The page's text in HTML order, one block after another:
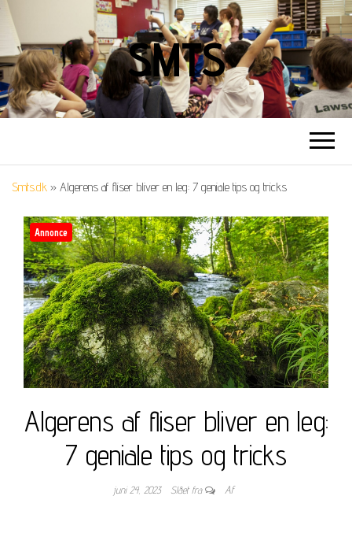
SMTS
Smts.dk » Algerens af fliser bliver en leg: 7 geniale tips og tricks
Annonce
Algerens af fliser bliver en leg:
7 geniale tips og tricks
juni 24, 2023 Slået fra Af